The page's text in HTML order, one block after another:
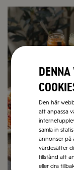
Recept på
Den här
att anpassa
samla in
annonser på
värdesätter
tillstånd att
eller dra